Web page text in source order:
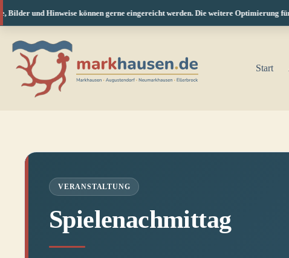
und Hinweise können gerne eingereicht werden. Die weitere Optimierung für
Inhalt
springen
Start
VERANSTALTUNG
Spielenachmittag